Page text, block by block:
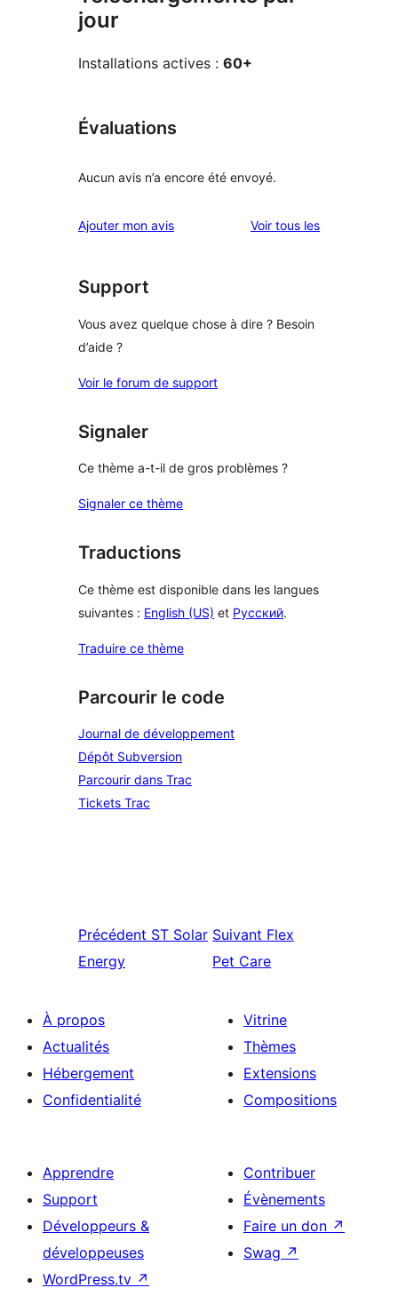
jour
Installations actives : 60+
Évaluations
Aucun avis n’a encore été envoyé.
Ajouter mon avis Voir tous lesavis
Support
Vous avez quelque chose à dire ? Besoin
d’aide ?
Voir le forum de support
Signaler
Ce thème a-t-il de gros problèmes ?
Signaler ce thème
Traductions
Ce thème est disponible dans les langues
suivantes : English (US) et Русский.
Traduire ce thème
Parcourir le code
Journal de développement
Dépôt Subversion
Parcourir dans Trac
Tickets Trac
Précédent ST Solar
Energy
Suivant Flex
Pet Care
À propos
Actualités
Hébergement
Confidentialité
Vitrine
Thèmes
Extensions
Compositions
Apprendre
Support
Développeurs &
développeuses
WordPress.tv ↗
Contribuer
Évènements
Faire un don ↗
Swag ↗